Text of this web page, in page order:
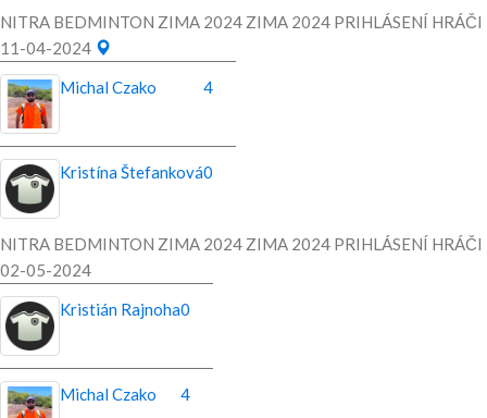
NITRA BEDMINTON ZIMA 2024 ZIMA 2024 PRIHLÁSENÍ HRÁČI
11-04-2024
Michal Czako
4
Kristína Štefanková0
NITRA BEDMINTON ZIMA 2024 ZIMA 2024 PRIHLÁSENÍ HRÁČI
02-05-2024
Kristián Rajnoha0
Michal Czako 4